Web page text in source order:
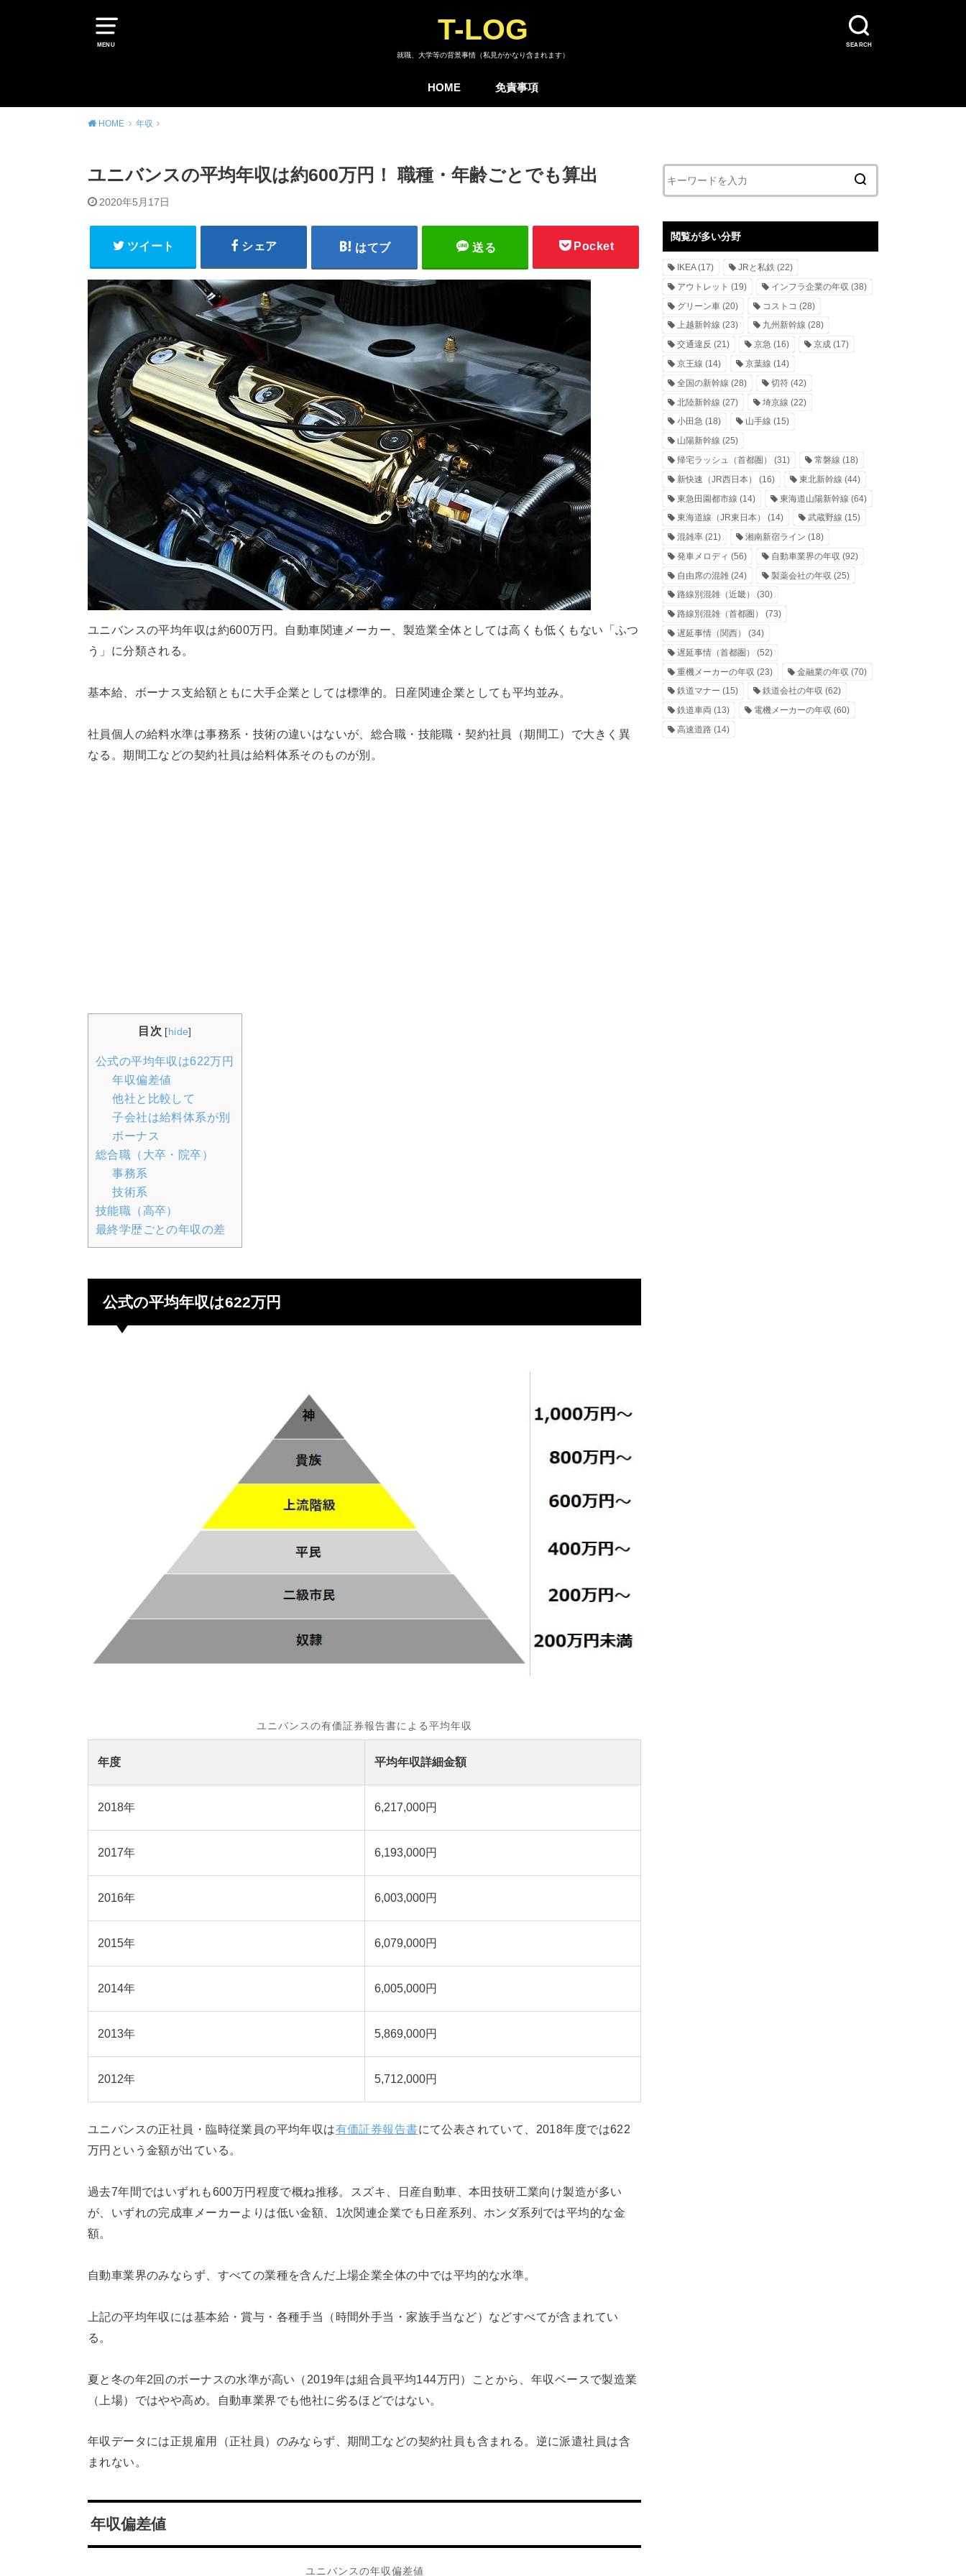
MENU SEARCH
T-LOG
就職、大学等の背景事情（私見がかなり含まれます）
HOME 免責事項
HOME 年収
ユニバンスの平均年収は約600万円！ 職種・年齢ごとでも算出
2020年5月17日
ツイート シェア はてブ 送る Pocket
ユニバンスの平均年収は約600万円。自動車関連メーカー、製造業全体としては高くも低くもない「ふつ
う」に分類される。
基本給、ボーナス支給額ともに大手企業としては標準的。日産関連企業としても平均並み。
社員個人の給料水準は事務系・技術の違いはないが、総合職・技能職・契約社員（期間工）で大きく異
なる。期間工などの契約社員は給料体系そのものが別。
目次 [hide]
公式の平均年収は622万円
年収偏差値
他社と比較して
子会社は給料体系が別
ボーナス
総合職（大卒・院卒）
事務系
技術系
技能職（高卒）
最終学歴ごとの年収の差
公式の平均年収は622万円
ユニバンスの有価証券報告書による平均年収
年度 平均年収詳細金額
2018年 6,217,000円
2017年 6,193,000円
2016年 6,003,000円
2015年 6,079,000円
2014年 6,005,000円
2013年 5,869,000円
2012年 5,712,000円
ユニバンスの正社員・臨時従業員の平均年収は有価証券報告書にて公表されていて、2018年度では622
万円という金額が出ている。
過去7年間ではいずれも600万円程度で概ね推移。スズキ、日産自動車、本田技研工業向け製造が多い
が、いずれの完成車メーカーよりは低い金額、1次関連企業でも日産系列、ホンダ系列では平均的な金
額。
自動車業界のみならず、すべての業種を含んだ上場企業全体の中では平均的な水準。
上記の平均年収には基本給・賞与・各種手当（時間外手当・家族手当など）などすべてが含まれてい
る。
夏と冬の年2回のボーナスの水準が高い（2019年は組合員平均144万円）ことから、年収ベースで製造業
（上場）ではやや高め。自動車業界でも他社に劣るほどではない。
年収データには正規雇用（正社員）のみならず、期間工などの契約社員も含まれる。逆に派遣社員は含
まれない。
年収偏差値
ユニバンスの年収偏差値
閲覧が多い分野
IKEA(17) JRと私鉄 (22)
アウトレット (19) インフラ企業の年収 (38)
グリーン車 (20) コストコ (28)
上越新幹線 (23) 九州新幹線 (28)
交通違反 (21) 京急 (16) 京成(17)
京王線 (14) 京葉線 (14)
全国の新幹線 (28) 切符(42)
北陸新幹線 (27) 埼京線 (22)
小田急 (18) 山手線 (15)
山陽新幹線 (25)
帰宅ラッシュ（首都圏）
(31) 常磐線 (18)
新快速（JR西日本）
(16) 東北新幹線 (44)
東急田園都市線 (14) 東海道山陽新幹線 (64)
東海道線（JR東日本）
(14) 武蔵野線 (15)
混雑率 (21) 湘南新宿ライン (18)
発車メロディ (56) 自動車業界の年収 (92)
自由席の混雑 (24) 製薬会社の年収 (25)
路線別混雑（近畿）
(30)
路線別混雑（首都圏）
(73)
遅延事情（関西）
(34)
遅延事情（首都圏）
(52)
重機メーカーの年収 (23) 金融業の年収 (70)
鉄道マナー (15) 鉄道会社の年収 (62)
鉄道車両 (13) 電機メーカーの年収 (60)
高速道路 (14)